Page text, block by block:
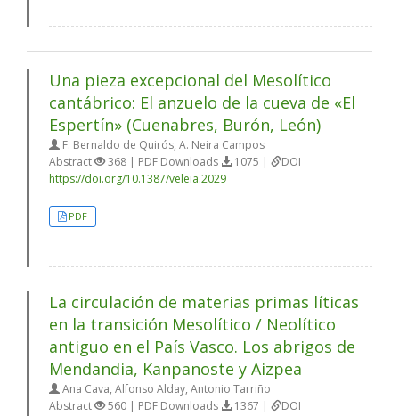
Una pieza excepcional del Mesolítico
cantábrico: El anzuelo de la cueva de «El
Espertín» (Cuenabres, Burón, León)
F. Bernaldo de Quirós, A. Neira Campos
Abstract
368 | PDF Downloads 1075 |
DOI
https://doi.org/10.1387/veleia.2029
PDF
La circulación de materias primas líticas
en la transición Mesolítico / Neolítico
antiguo en el País Vasco. Los abrigos de
Mendandia, Kanpanoste y Aizpea
Ana Cava, Alfonso Alday, Antonio Tarriño
Abstract
560 | PDF Downloads 1367 |
DOI